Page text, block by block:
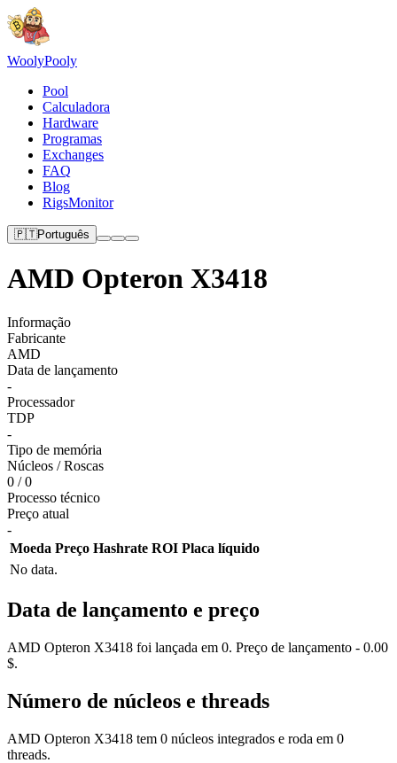
WoolyPooly
Pool
Calculadora
Hardware
Programas
Exchanges
FAQ
Blog
RigsMonitor
🇵🇹Português
AMD Opteron X3418
Informação
Fabricante
AMD
Data de lançamento
-
Processador
TDP
-
Tipo de memória
Núcleos / Roscas
0 / 0
Processo técnico
Preço atual
-
Moeda Preço Hashrate ROI Placa líquido
No data.
Data de lançamento e preço
AMD Opteron X3418 foi lançada em 0. Preço de lançamento - 0.00
$.
Número de núcleos e threads
AMD Opteron X3418 tem 0 núcleos integrados e roda em 0
threads.